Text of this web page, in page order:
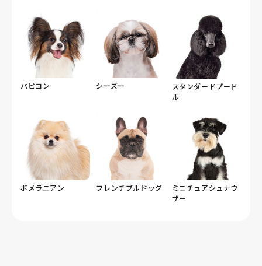
パピヨン シーズー
スタンダードプード
ル
ポメラニアン フレンチブルドッグ
ミニチュアシュナウ
ザー